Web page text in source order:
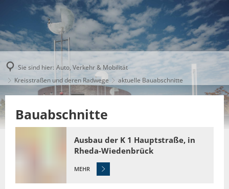
Sie sind hier: Auto, Verkehr & Mobilität
Kreisstraßen und deren Radwege
aktuelle Bauabschnitte
Bauabschnitte
Ausbau der K 1 Hauptstraße, in
Rheda-Wiedenbrück
MEHR